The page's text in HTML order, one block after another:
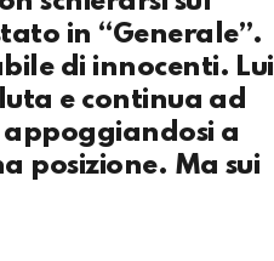
in “Generale”.
di innocenti. Lui
e continua ad
appoggiandosi a
posizione. Ma sui